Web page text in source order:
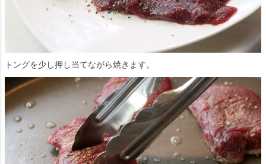
トングを少し押し当てながら焼きます。